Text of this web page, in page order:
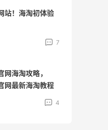
！海淘初体验
7
海淘攻略，
最新海淘教程
4